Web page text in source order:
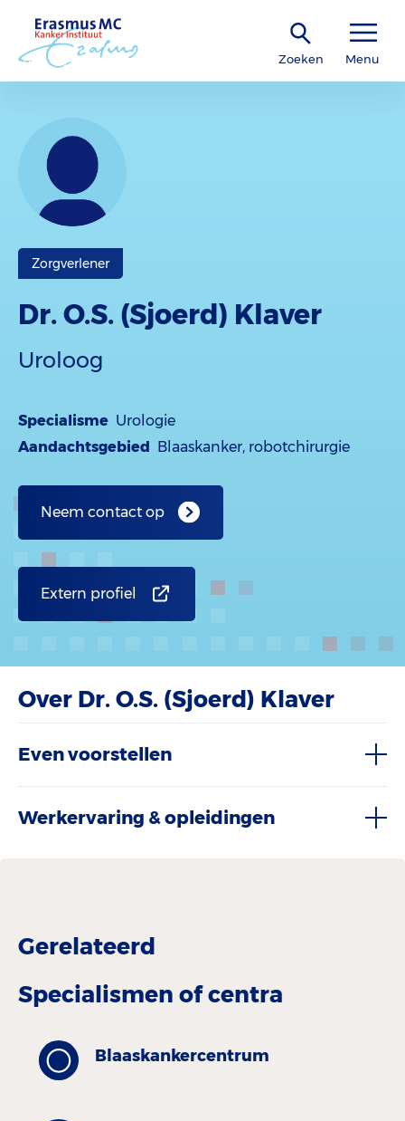
Zoeken Menu
Zorgverlener
Dr. O.S. (Sjoerd) Klaver
Uroloog
Specialisme Urologie
Aandachtsgebied Blaaskanker, robotchirurgie
Neem contact op
Extern profiel
Over Dr. O.S. (Sjoerd) Klaver
Even voorstellen
Werkervaring & opleidingen
Gerelateerd
Specialismen of centra
Blaaskankercentrum